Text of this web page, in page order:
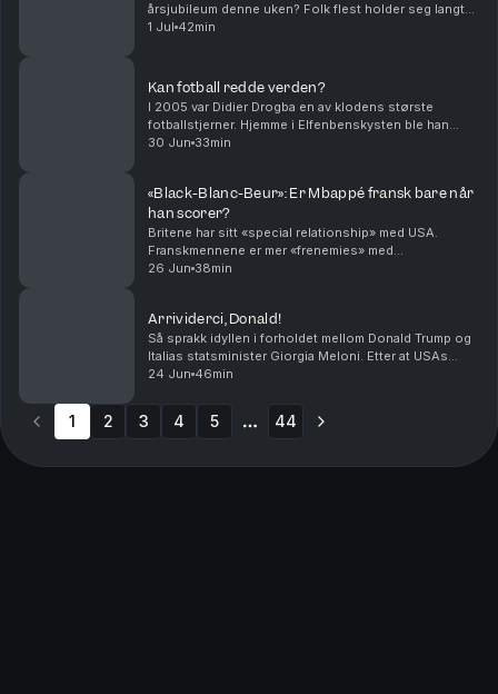
årsjubileum denne uken? Folk flest holder seg langt
unna den store nasjonale feiringen på The Mall i
1 Jul 42min
Kan fotball redde verden?
I 2005 var Didier Drogba en av klodens største
fotballstjerner. Hjemme i Elfenbenskysten ble han
forgudet. Derfor gjorde det inntrykk da han samlet
30 Jun 33min
«Black-Blanc-Beur»: Er Mbappé fransk bare når
han scorer?
Britene har sitt «special relationship» med USA.
Franskmennene er mer «frenemies» med
amerikanerne. Helt siden de hjalp landet med
26 Jun 38min
Arrividerci, Donald!
Så sprakk idyllen i forholdet mellom Donald Trump og
Italias statsminister Giorgia Meloni. Etter at USAs
president hevdet at hun tigget ham om en selfie, slår
24 Jun 46min
1 2 3 4 5 44